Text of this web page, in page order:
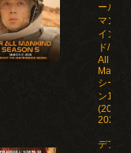
ール・
マンカ
イン
ド/For
All
Mankind
シーズ
ン1-5
(2019-
2026)
デアデビ